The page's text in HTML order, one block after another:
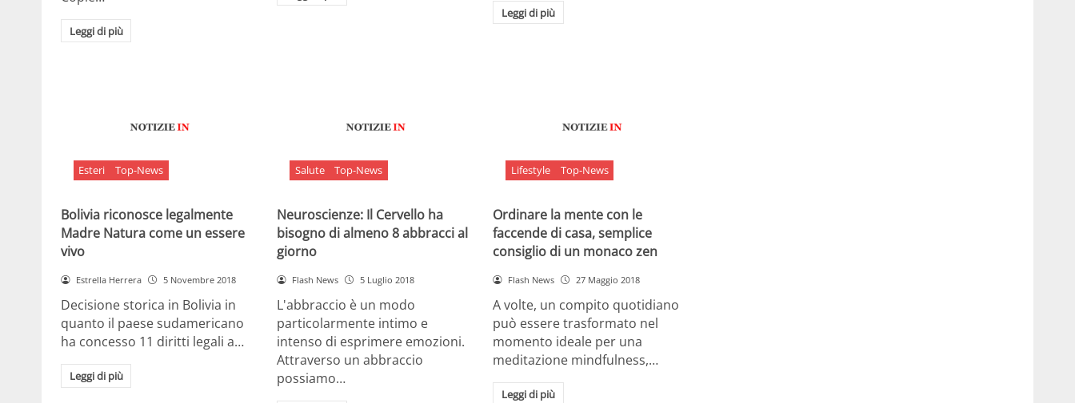
Leggi di più
Leggi di più
Esteri Top-News
Bolivia riconosce legalmente
Madre Natura come un essere
vivo
Estrella Herrera 5 Novembre 2018
Decisione storica in Bolivia in
quanto il paese sudamericano
ha concesso 11 diritti legali a…
Leggi di più
Salute Top-News
Neuroscienze: Il Cervello ha
bisogno di almeno 8 abbracci al
giorno
Flash News 5 Luglio 2018
L'abbraccio è un modo
particolarmente intimo e
intenso di esprimere emozioni.
Attraverso un abbraccio
possiamo…
Lifestyle Top-News
Ordinare la mente con le
faccende di casa, semplice
consiglio di un monaco zen
Flash News 27 Maggio 2018
A volte, un compito quotidiano
può essere trasformato nel
momento ideale per una
meditazione mindfulness,…
Leggi di più